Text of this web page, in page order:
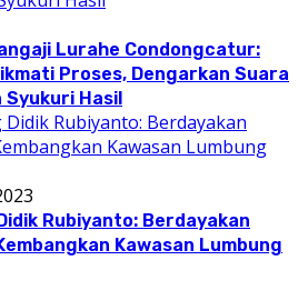
Lurahe Condongcatur:
Proses, Dengarkan Suara
Hasil
Rubiyanto: Berdayakan
Kawasan Lumbung